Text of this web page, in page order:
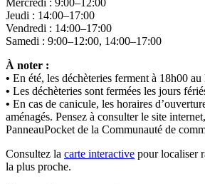
Mercredi : 9:00–12:00
Jeudi : 14:00–17:00
Vendredi : 14:00–17:00
Samedi : 9:00–12:00, 14:00–17:00
À noter :
• En été, les déchèteries ferment à 18h00
• Les déchèteries sont fermées les jours
• En cas de canicule, les horaires
aménagés. Pensez à consulter le site
PanneauPocket de la Communauté de
Consultez la carte interactive pour localiser
la plus proche.